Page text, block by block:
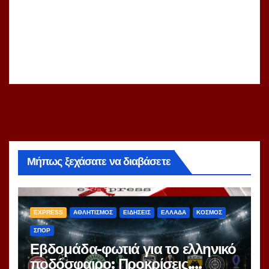
Μήπως ξεχάσατε να διαβάσετε
EXPRESS ΑΘΛΗΤΙΣΜΟΣ ΕΙΔΗΣΕΙΣ ΕΛΛΑΔΑ ΚΟΣΜΟΣ
ΣΠΟΡ
Εβδομάδα-φωτιά για το ελληνικό
ποδόσφαιρο: Προκρίσεις,